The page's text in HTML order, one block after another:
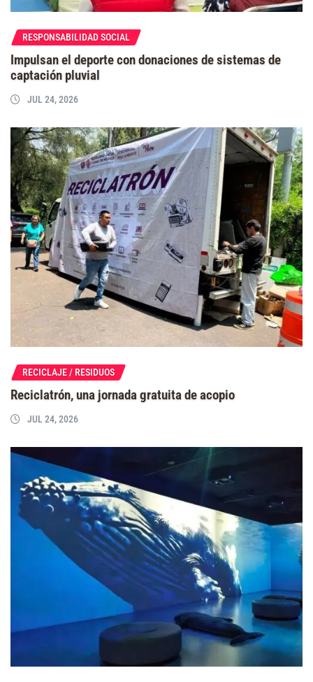
RESPONSABILIDAD SOCIAL
Impulsan el deporte con donaciones de sistemas de
captación pluvial
JUL 24, 2026
RECICLAJE / RESIDUOS
Reciclatrón, una jornada gratuita de acopio
JUL 24, 2026